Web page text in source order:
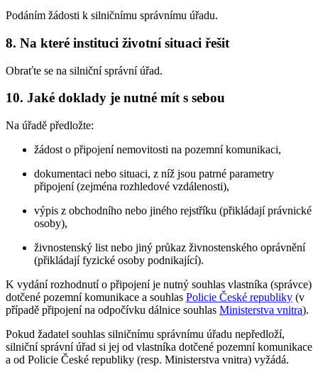
Podáním žádosti k silničnímu správnímu úřadu.
8. Na které instituci životní situaci řešit
Obraťte se na silniční správní úřad.
10. Jaké doklady je nutné mít s sebou
Na úřadě předložte:
žádost o připojení nemovitosti na pozemní komunikaci,
dokumentaci nebo situaci, z níž jsou patrné parametry
připojení (zejména rozhledové vzdálenosti),
výpis z obchodního nebo jiného rejstříku (přikládají právnické
osoby),
živnostenský list nebo jiný průkaz živnostenského oprávnění
(přikládají fyzické osoby podnikající).
K vydání rozhodnutí o připojení je nutný souhlas vlastníka (správce)
dotčené pozemní komunikace a souhlas Policie České republiky (v
případě připojení na odpočívku dálnice souhlas Ministerstva vnitra).
Pokud žadatel souhlas silničnímu správnímu úřadu nepředloží,
silniční správní úřad si jej od vlastníka dotčené pozemní komunikace
a od Policie České republiky (resp. Ministerstva vnitra) vyžádá.